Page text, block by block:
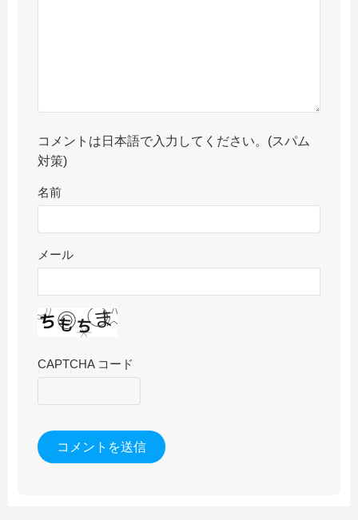
コメントは日本語で入力してください。(スパム
対策)
名前
メール
CAPTCHA コード